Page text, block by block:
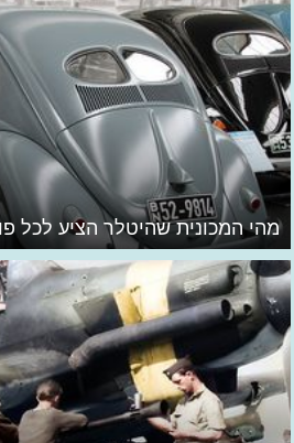
מהי המכונית שהיטלר הציע לכל